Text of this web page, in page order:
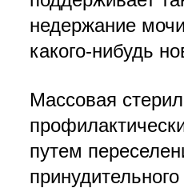
недержание
какого-нибудь
Массовая
путем